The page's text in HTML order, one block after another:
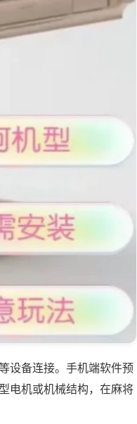
设备连接。手机端软件预
电机或机械结构，在麻将